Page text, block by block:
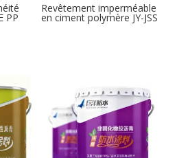
PP
Revêtement imperméable
en ciment polymère JY-JSS